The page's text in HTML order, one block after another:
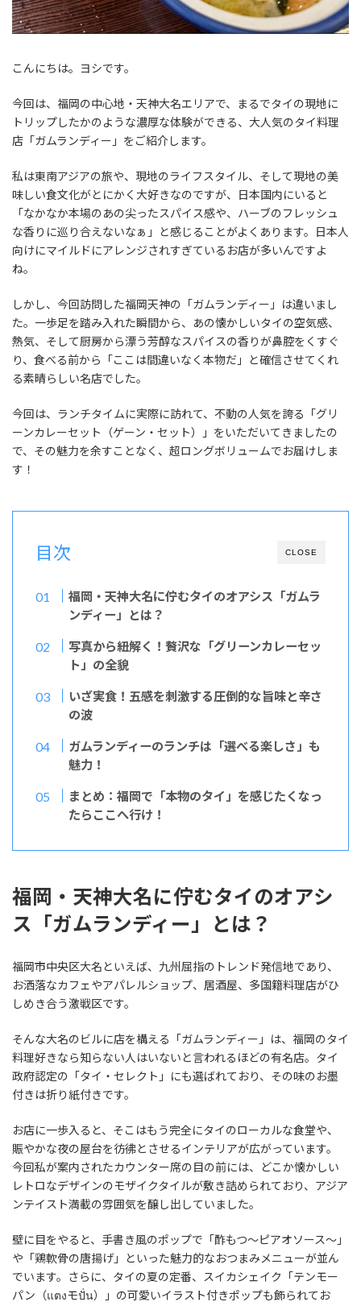
こんにちは。ヨシです。
今回は、福岡の中心地・天神大名エリアで、まるでタイの現地に
トリップしたかのような濃厚な体験ができる、大人気のタイ料理
店「ガムランディー」をご紹介します。
私は東南アジアの旅や、現地のライフスタイル、そして現地の美
味しい食文化がとにかく大好きなのですが、日本国内にいると
「なかなか本場のあの尖ったスパイス感や、ハーブのフレッシュ
な香りに巡り合えないなぁ」と感じることがよくあります。日本人
向けにマイルドにアレンジされすぎているお店が多いんですよ
ね。
しかし、今回訪問した福岡天神の「ガムランディー」は違いまし
た。一歩足を踏み入れた瞬間から、あの懐かしいタイの空気感、
熱気、そして厨房から漂う芳醇なスパイスの香りが鼻腔をくすぐ
り、食べる前から「ここは間違いなく本物だ」と確信させてくれ
る素晴らしい名店でした。
今回は、ランチタイムに実際に訪れて、不動の人気を誇る「グリ
ーンカレーセット（ゲーン・セット）」をいただいてきましたの
で、その魅力を余すことなく、超ロングボリュームでお届けしま
す！
CLOSE
目次
福岡・天神大名に佇むタイのオアシス「ガムラ
ンディー」とは？
写真から紐解く！贅沢な「グリーンカレーセッ
ト」の全貌
いざ実食！五感を刺激する圧倒的な旨味と辛さ
の波
ガムランディーのランチは「選べる楽しさ」も
魅力！
まとめ：福岡で「本物のタイ」を感じたくなっ
たらここへ行け！
福岡・天神大名に佇むタイのオアシ
ス「ガムランディー」とは？
福岡市中央区大名といえば、九州屈指のトレンド発信地であり、
お洒落なカフェやアパレルショップ、居酒屋、多国籍料理店がひ
しめき合う激戦区です。
そんな大名のビルに店を構える「ガムランディー」は、福岡のタイ
料理好きなら知らない人はいないと言われるほどの有名店。タイ
政府認定の「タイ・セレクト」にも選ばれており、その味のお墨
付きは折り紙付きです。
お店に一歩入ると、そこはもう完全にタイのローカルな食堂や、
賑やかな夜の屋台を彷彿とさせるインテリアが広がっています。
今回私が案内されたカウンター席の目の前には、どこか懐かしい
レトロなデザインのモザイクタイルが敷き詰められており、アジア
ンテイスト満載の雰囲気を醸し出していました。
壁に目をやると、手書き風のポップで「酢もつ〜ピアオソース〜」
や「鶏軟骨の唐揚げ」といった魅力的なおつまみメニューが並ん
でいます。さらに、タイの夏の定番、スイカシェイク「テンモー
パン（แตงモปั่น）」の可愛いイラスト付きポップも飾られてお